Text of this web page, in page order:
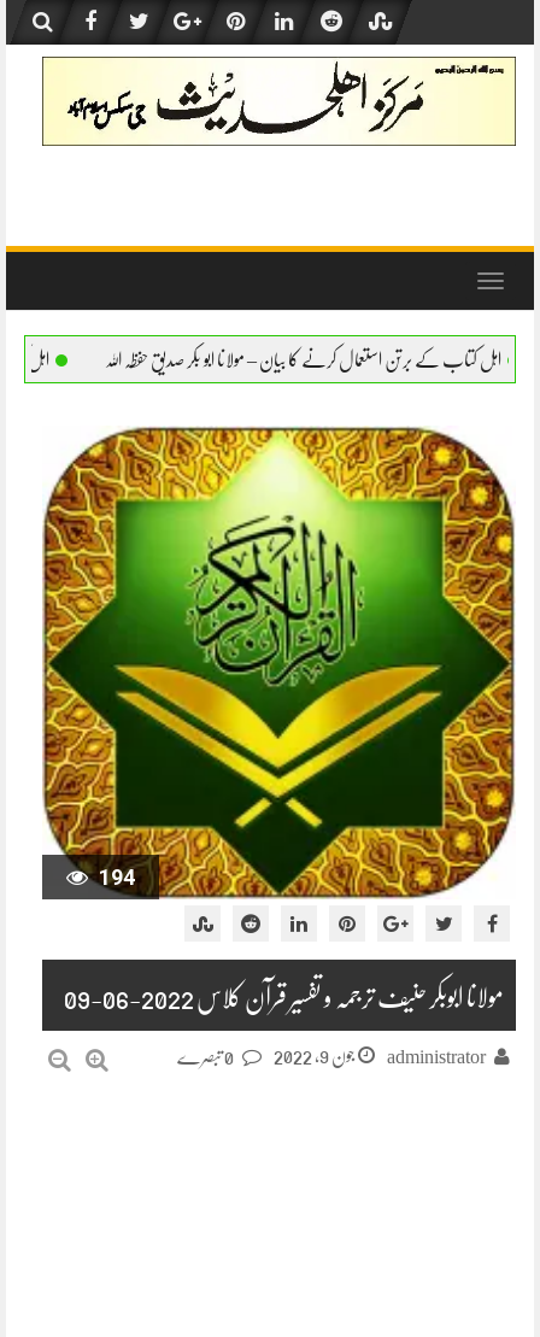
content
Toggle
کرنے کا بیان – مولانا ابو بکر صدیق حفظہ اللہ اہل کتاب کے برتن استعمال کرنے کا
194
مولانا ابوبکر حنیف ترجمہ و تفسیر قرآن کلاس 2022-06-09
administrator جون 9, 2022